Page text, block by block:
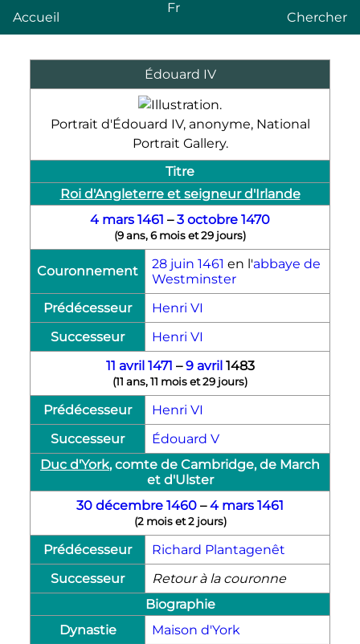
Accueil
Fr
Chercher
Édouard IV
Portrait d'Édouard IV, anonyme, National
Portrait Gallery.
Titre
Roi d'Angleterre et seigneur d'Irlande
4 mars 1461 –3 octobre 1470
(9 ans, 6 mois et 29 jours)
Couronnement 28 juin 1461 en l'abbaye de
Westminster
Prédécesseur
Henri VI
Successeur
Henri VI
11 avril 1471 –9 avril1483
(11 ans, 11 mois et 29 jours)
Prédécesseur Henri VI
Successeur
Édouard V
Duc d'York, comte de Cambridge, de March
et d'Ulster
30 décembre 1460 –4 mars 1461
(2 mois et 2 jours)
Prédécesseur
Richard Plantagenêt
Successeur
Retour à la couronne
Biographie
Dynastie
Maison d'York